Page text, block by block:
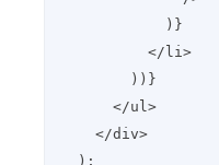
            )}
          </li>
        ))}
      </ul>
    </div>
  );